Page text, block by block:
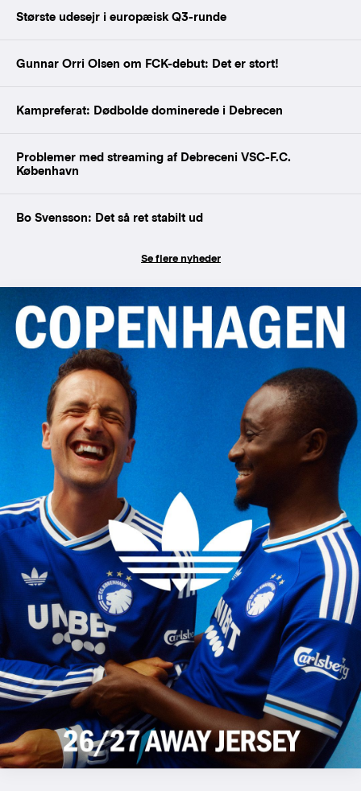
Største udesejr i europæisk Q3-runde
Gunnar Orri Olsen om FCK-debut: Det er stort!
Kampreferat: Dødbolde dominerede i Debrecen
Problemer med streaming af Debreceni VSC-F.C.
København
Bo Svensson: Det så ret stabilt ud
Se flere nyheder